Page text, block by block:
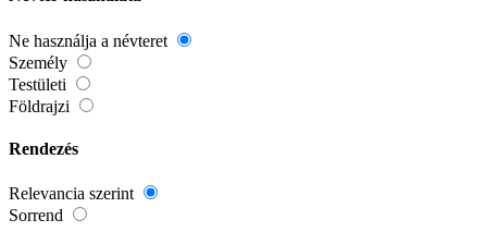
Ne használja a névteret
Személy
Testületi
Földrajzi
Rendezés
Relevancia szerint
Sorrend